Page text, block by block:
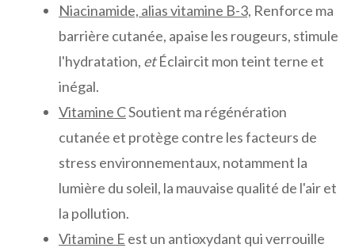
Niacinamide, alias vitamine B-3, Renforce ma
barrière cutanée, apaise les rougeurs, stimule
l'hydratation, etÉclaircit mon teint terne et
inégal.
Vitamine CSoutient ma régénération
cutanée et protège contre les facteurs de
stress environnementaux, notamment la
lumière du soleil, la mauvaise qualité de l'air et
la pollution.
Vitamine E est un antioxydant qui verrouille